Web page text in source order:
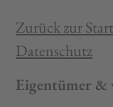
Zurück zur
Datenschutz
Eigentümer